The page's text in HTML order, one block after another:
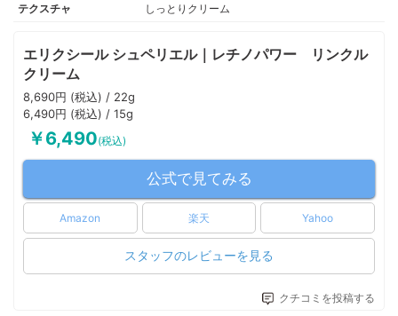
テクスチャ
しっとりクリーム
エリクシール シュペリエル｜レチノパワー リンクル
クリーム
8,690円 (税込) / 22g
6,490円 (税込) / 15g
￥6,490(税込)
公式で見てみる
Amazon 楽天 Yahoo
スタッフのレビューを見る
クチコミを投稿する